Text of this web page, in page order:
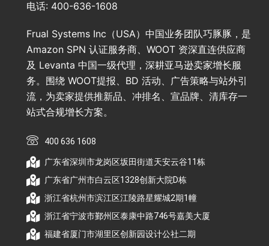
电话: 400-636-1608
Frual Systems Inc（USA）中国业务团队巧豚豚，是
Amazon SPN 认证服务商、WOOT 资深直连供应商
及 Levanta 中国一级代理，深耕亚马逊卖家增长服
务。围绕 WOOT提报、BD 活动、广告策略与站外引
流，为卖家提供推新品、冲排名、宣品牌、清库存一
站式合规增长方案。
400 636 1608
广东省深圳市龙岗区坂田街道天安云谷11栋
广东省广州市白云区1328创新大院D栋
浙江省杭州市滨江区江陵路星耀城2期1幢
浙江省宁波市鄞州区泰康中路746号嘉美大厦
福建省厦门市湖里区创新园设计公社二期